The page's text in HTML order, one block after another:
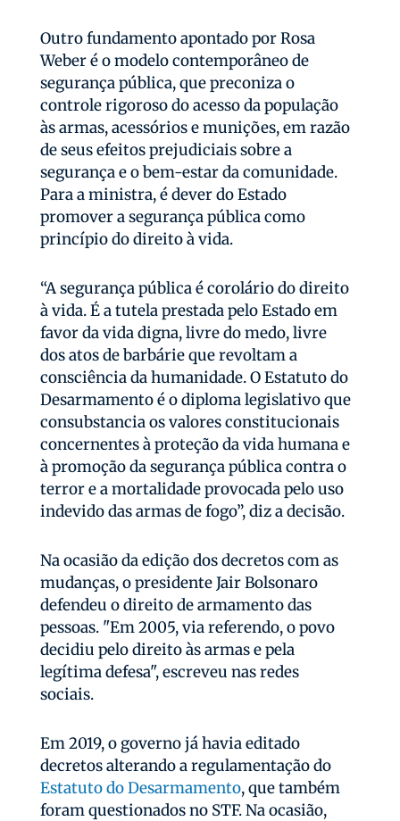
Outro fundamento apontado por Rosa
Weber é o modelo contemporâneo de
segurança pública, que preconiza o
controle rigoroso do acesso da população
às armas, acessórios e munições, em razão
de seus efeitos prejudiciais sobre a
segurança e o bem-estar da comunidade.
Para a ministra, é dever do Estado
promover a segurança pública como
princípio do direito à vida.
“A segurança pública é corolário do direito
à vida. É a tutela prestada pelo Estado em
favor da vida digna, livre do medo, livre
dos atos de barbárie que revoltam a
consciência da humanidade. O Estatuto do
Desarmamento é o diploma legislativo que
consubstancia os valores constitucionais
concernentes à proteção da vida humana e
à promoção da segurança pública contra o
terror e a mortalidade provocada pelo uso
indevido das armas de fogo”, diz a decisão.
Na ocasião da edição dos decretos com as
mudanças, o presidente Jair Bolsonaro
defendeu o direito de armamento das
pessoas. "Em 2005, via referendo, o povo
decidiu pelo direito às armas e pela
legítima defesa", escreveu nas redes
sociais.
Em 2019, o governo já havia editado
decretos alterando a regulamentação do
Estatuto do Desarmamento, que também
foram questionados no STF. Na ocasião,